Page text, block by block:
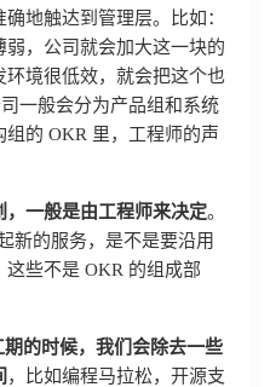
地触达到管理层。比如：
，公司就会加大这一块的
境很低效，就会把这个也
一般会分为产品组和系统
的 OKR 里，工程师的声
一般是由工程师来决定。
新的服务，是不是要沿用
些不是 OKR 的组成部
的时候，我们会除去一些
，比如编程马拉松，开源支